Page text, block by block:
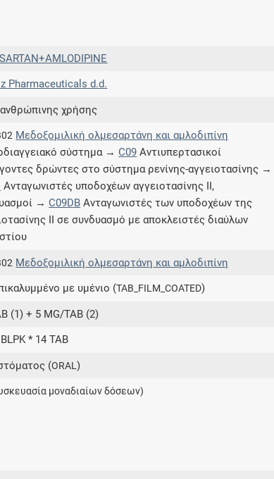
επιπλέον παροχές των συνδρομητικών
Ενδείξεις και αγωγές
Βρείτε θεραπευτικές ενδείξεις και αγωγές για
νόσους, συμπτώματα και ιατρικές πράξεις
Γνωρίζατε ότι...
πορείας του Galinos.gr από το 2011 μέχρι
Pharmaceuticals d.d.
χρήσης
Μεδοξομιλική ολμεσαρτάνη και αμλοδιπίνη
σύστημα → C09 Αντιυπερτασικοί
δρώντες στο σύστημα ρενίνης-αγγειοτασίνης →
Ανταγωνιστές υποδοχέων αγγειοτασίνης ΙΙ,
→ C09DB Ανταγωνιστές των υποδοχέων της
ΙΙ σε συνδυασμό με αποκλειστές διαύλων
Μεδοξομιλική ολμεσαρτάνη και αμλοδιπίνη
με υμένιο (TAB_FILM_COATED)
(1) + 5 MG/TAB (2)
* 14 TAB
(ORAL)
μοναδιαίων δόσεων)